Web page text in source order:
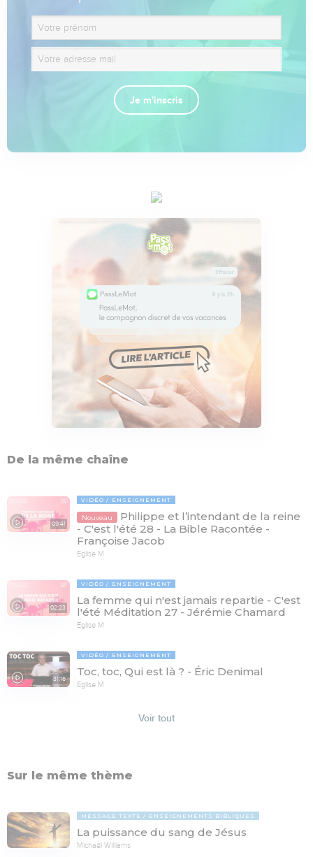
Je m'inscris
De la même chaîne
09:41
VIDÉO ENSEIGNEMENT
Nouveau
Philippe et l’intendant de la reine
- C'est l'été 28 - La Bible Racontée -
Françoise Jacob
Eglise M
02:23
VIDÉO ENSEIGNEMENT
La femme qui n'est jamais repartie - C'est
l'été Méditation 27 - Jérémie Chamard
Eglise M
31:16
VIDÉO ENSEIGNEMENT
Toc, toc, Qui est là ? - Éric Denimal
Eglise M
Voir tout
Sur le même thème
MESSAGE TEXTE ENSEIGNEMENTS BIBLIQUES
La puissance du sang de Jésus
Michaël Williams